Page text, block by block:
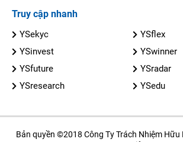
Truy cập nhanh
YSekyc
YSflex
YSinvest
YSwinner
YSfuture
YSradar
YSresearch
YSedu
Bản quyền ©2018 Công Ty Trách Nhiệm Hữu